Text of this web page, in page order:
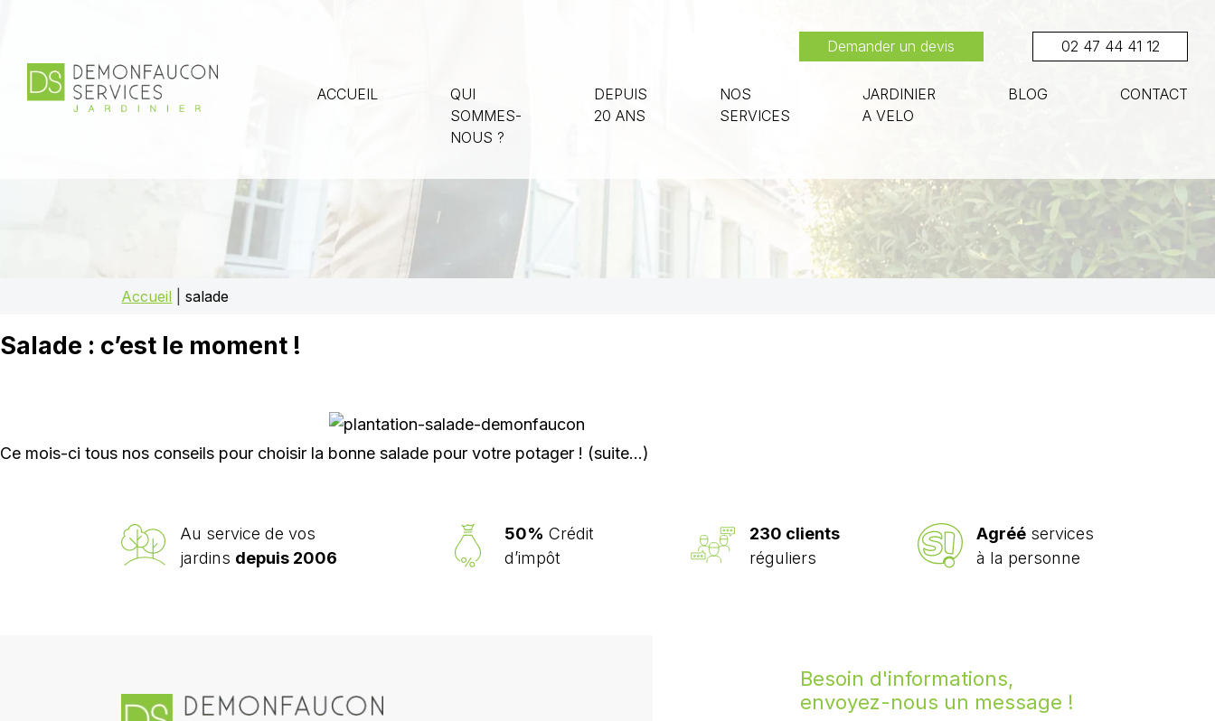
Demander un devis 02 47 44 41 12
ACCUEIL
QUI
SOMMES-
NOUS ?
DEPUIS
20 ANS
NOS
SERVICES
JARDINIER
A VELO
BLOG CONTACT
Accueil |salade
Salade : c’est le moment !
Ce mois-ci tous nos conseils pour choisir la bonne salade pour votre potager ! (suite…)
Au service de vos
jardins depuis 2006
50% Crédit
d’impôt
230 clients
réguliers
Agrééservices
à la personne
Besoin d'informations,
envoyez-nous un message !